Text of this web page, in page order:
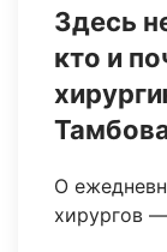
Здесь
кто и
О
хирургов